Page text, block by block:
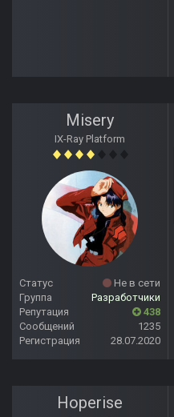
Misery
IX-Ray Platform
Статус
Не в сети
Группа
Разработчики
Репутация
438
Сообщений
1235
Регистрация
28.07.2020
Hoperise